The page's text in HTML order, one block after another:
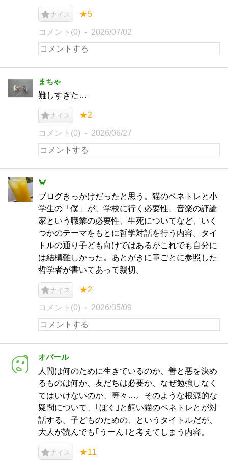
ナイス ★5
コメント(0) 2026/07/02
まちゃ
難しすぎた…
ナイス ★2
コメント(0) 2026/06/27
🦀
ブログきっかけだったと思う。猫のペネトレと小
学生の「僕」が、学校に行く必要性、音楽の評論
家という職業の必要性、生死についてなど、いく
つかのテーマをもとに哲学対話を行う内容。タイ
トルの通り子ども向けではあるがこれでも自分に
は結構難しかった。あとがきに章ごとに参照した
哲学者が書いてあって親切。
ナイス ★2
コメント(0) 2026/05/09
オパール
人間は何のために生きているのか、善と悪を決め
るものは何か、友だちは必要か、なぜ勉強しなく
てはいけないのか、等々…。そのような根源的な
疑問について、｢ぼく｣と飼い猫のペネトレとが対
話する。子どものための、というタイトルだが、
大人が読んでも｢うーん｣と考えてしまう内容。
ナイス ★11